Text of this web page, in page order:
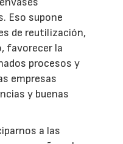
Eso supone
de reutilización,
favorecer la
procesos y
empresas
y buenas
a las